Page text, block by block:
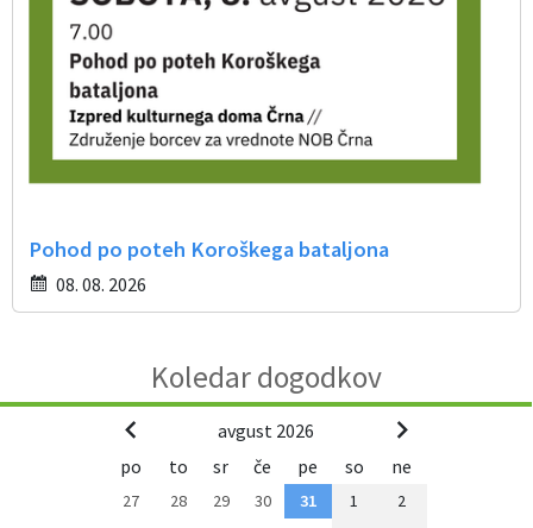
Pohod po poteh Koroškega bataljona
08. 08. 2026
Koledar dogodkov
avgust 2026
po
to sr če pe so ne
27 28 29 30 31 1
2